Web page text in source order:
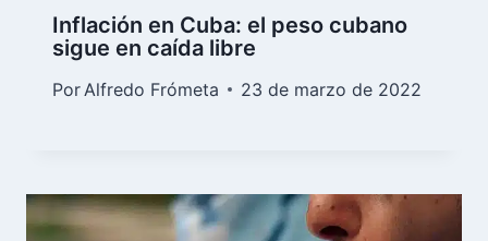
Inflación en Cuba: el peso cubano
sigue en caída libre
Por Alfredo Frómeta 23 de marzo de 2022